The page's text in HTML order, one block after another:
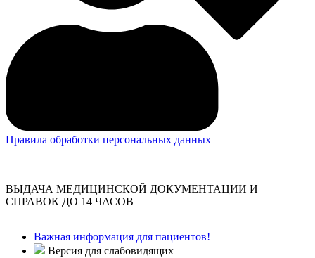
Правила обработки персональных данных
ВЫДАЧА МЕДИЦИНСКОЙ ДОКУМЕНТАЦИИ И
СПРАВОК ДО 14 ЧАСОВ
Важная информация для пациентов!
Версия для слабовидящих